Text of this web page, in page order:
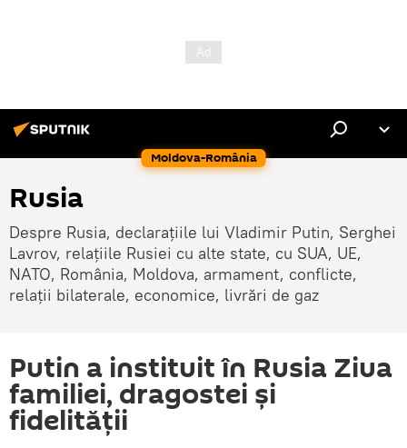
Moldova-România
Rusia
Despre Rusia, declarațiile lui Vladimir Putin, Serghei
Lavrov, relațiile Rusiei cu alte state, cu SUA, UE,
NATO, România, Moldova, armament, conflicte,
relații bilaterale, economice, livrări de gaz
Putin a instituit în Rusia Ziua
familiei, dragostei și
fidelității